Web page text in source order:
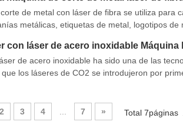
de metal con láser de fibra se utiliza para
metálicas, etiquetas de metal, logotipos
para CUTT.
con láser de acero inoxidable
de acero inoxidable ha sido una de las
los láseres de CO2 se introdujeron por
2 3 4 7 » Total 7páginas